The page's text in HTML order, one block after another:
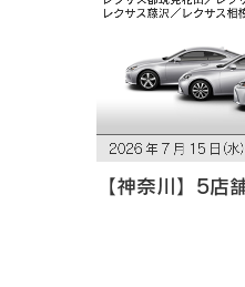
【神奈川】5店